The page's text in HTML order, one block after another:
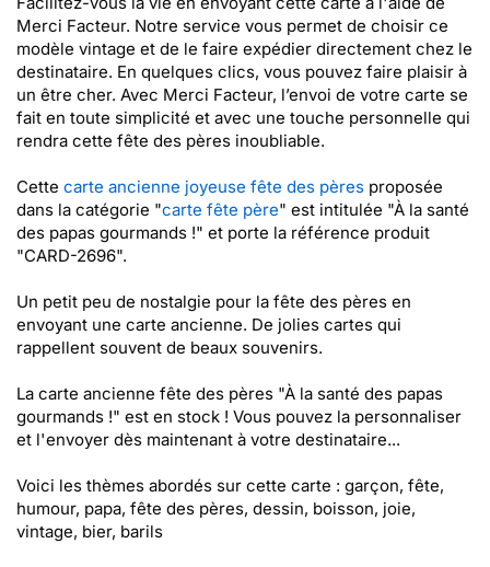
Merci Facteur. Notre service vous permet de choisir ce
modèle vintage et de le faire expédier directement chez le
destinataire. En quelques clics, vous pouvez faire plaisir à
un être cher. Avec Merci Facteur, l’envoi de votre carte se
fait en toute simplicité et avec une touche personnelle qui
rendra cette fête des pères inoubliable.
Cette carte ancienne joyeuse fête des pères proposée
dans la catégorie "carte fête père" est intitulée "À la santé
des papas gourmands !" et porte la référence produit
"CARD-2696".
Un petit peu de nostalgie pour la fête des pères en
envoyant une carte ancienne. De jolies cartes qui
rappellent souvent de beaux souvenirs.
La carte ancienne fête des pères "À la santé des papas
gourmands !" est en stock ! Vous pouvez la personnaliser
et l'envoyer dès maintenant à votre destinataire...
Voici les thèmes abordés sur cette carte : garçon, fête,
humour, papa, fête des pères, dessin, boisson, joie,
vintage, bier, barils